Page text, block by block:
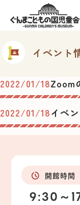
イベント
2022/01/18Zoom
2022/01/18イベ
開館時間
9:30～